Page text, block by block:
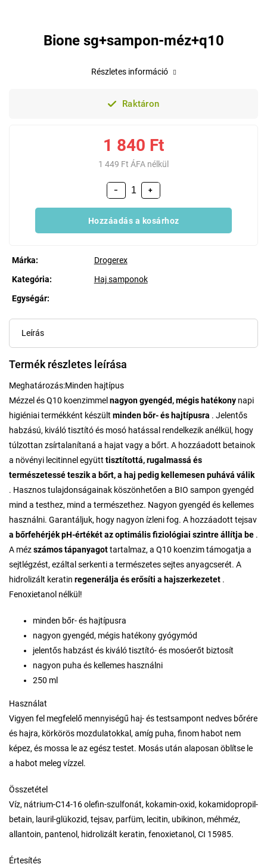
Bione sg+sampon-méz+q10
Raktáron
1 840 Ft
1 449 Ft ÁFA nélkül
+
−
Hozzáadás a kosárhoz
Kategória: Haj samponok
Márka: Drogerex
Egységár:
Részletes információ
Leírás
Termék részletes leírása
Meghatározás:Minden hajtípus
Mézzel és Q10 koenzimmel nagyon gyengéd, mégis hatékony napi
higiéniai termékként készült minden bőr- és hajtípusra . Jelentős
habzású, kiváló tisztító és mosó hatással rendelkezik anélkül, hogy
túlzottan zsírtalanítaná a hajat vagy a bőrt. A hozzáadott betainok
a növényi lecitinnel együtt tisztítottá, rugalmassá és
természetessé teszik a bőrt, a haj pedig kellemesen puhává válik
. Hasznos tulajdonságainak köszönhetően a BIO sampon gyengéd
mind a testhez, mind a természethez. Nagyon gyengéd és kellemes
használni. Garantáljuk, hogy nagyon ízleni fog. A hozzáadott tejsav
a bőrfehérjék pH-értékét az optimális fiziológiai szintre állítja be .
A mézszámos tápanyagottartalmaz, a Q10 koenzim támogatja a
sejtlégzést, ezáltal serkenti a természetes sejtes anyagcserét. A
hidrolizált keratin regenerálja és erősíti a hajszerkezetet .
Fenoxietanol nélkül!
minden bőr- és hajtípusra
nagyon gyengéd, mégis hatékony gyógymód
jelentős habzást és kiváló tisztító- és mosóerőt biztosít
nagyon puha és kellemes használni
250 ml
Használat
Vigyen fel megfelelő mennyiségű haj- és testsampont nedves bőrére
és hajra, körkörös mozdulatokkal, amíg puha, finom habot nem
képez, és mossa le az egész testet. Mosás után alaposan öblítse le
a habot meleg vízzel.
Összetétel
Víz, nátrium-C14-16 olefin-szulfonát, kokamin-oxid, kokamidopropil-
betain, lauril-glükozid, tejsav, parfüm, lecitin, ubikinon, méhméz,
allantoin, pantenol, hidrolizált keratin, fenoxietanol, CI 15985.
Értesítés